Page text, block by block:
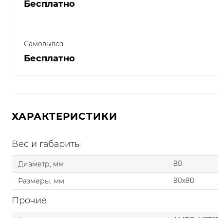
Бесплатно
Самовывоз
Бесплатно
ХАРАКТЕРИСТИКИ
Вес и габариты
Диаметр, мм
80
Размеры, мм
80x80
Прочие